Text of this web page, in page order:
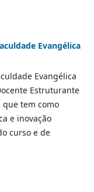
Evangélica
Evangélica
Estruturante
que tem como
e inovação
curso e de